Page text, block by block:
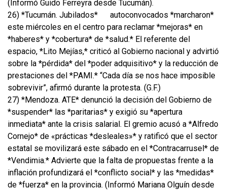
(Informó Guido Ferreyra desde Tucumán).
26) *Tucumán. Jubilados*
autoconvocados *marcharon*
este miércoles en el centro para reclamar *mejoras* en
*haberes* y *cobertura* de *salud.* El referente del
espacio, *Lito Mejías,* criticó al Gobierno nacional y advirtió
sobre la *pérdida* del *poder adquisitivo* y la reducción de
prestaciones del *PAMI.* “Cada día se nos hace imposible
sobrevivir”, afirmó durante la protesta. (G.F.)
27) *Mendoza. ATE* denunció la decisión del Gobierno de
*suspender* las *paritarias* y exigió su *apertura
inmediata* ante la crisis salarial. El gremio acusó a *Alfredo
Cornejo* de «prácticas *desleales»* y ratificó que el sector
estatal se movilizará este sábado en el *Contracarrusel* de
*Vendimia.* Advierte que la falta de propuestas frente a la
inflación profundizará el *conflicto social* y las *medidas*
de *fuerza* en la provincia. (Informó Mariana Olguín desde